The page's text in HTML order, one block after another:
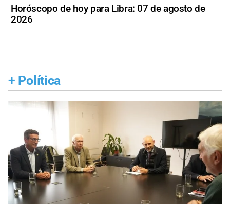
Horóscopo de hoy para Libra: 07 de agosto de
2026
+ Política